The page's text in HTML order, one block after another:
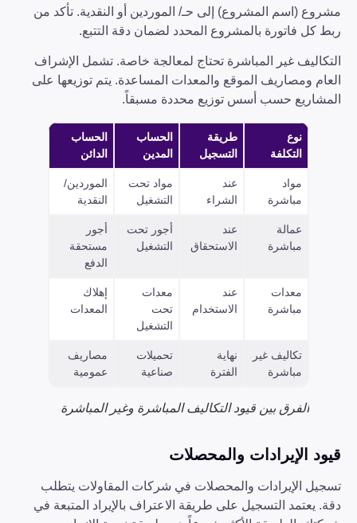
مشروع (اسم المشروع) إلى حـ/ الموردين أو النقدية. تأكد من
ربط كل فاتورة بالمشروع المحدد لضمان دقة التتبع.
التكاليف غير المباشرة تحتاج لمعالجة خاصة. تشمل الإشراف
العام ومصاريف الموقع والمعدات المساعدة. يتم توزيعها على
المشاريع حسب أسس توزيع محددة مسبقاً.
نوع
التكلفة
طريقة
التسجيل
الحساب
المدين
الحساب
الدائن
مواد
مباشرة
عند
الشراء
مواد تحت
التشغيل
الموردين/
النقدية
عمالة
مباشرة
عند
الاستحقاق
أجور تحت
التشغيل
أجور
مستحقة
الدفع
معدات
مباشرة
عند
الاستخدام
معدات
تحت
التشغيل
إهلاك
المعدات
تكاليف غير
مباشرة
نهاية
الفترة
تحميلات
صناعية
مصاريف
عمومية
الفرق بين قيود التكاليف المباشرة وغير المباشرة
قيود الإيرادات والمحصلات
تسجيل الإيرادات والمحصلات في شركات المقاولات يتطلب
دقة. يعتمد التسجيل على طريقة الاعتراف بالإيراد المتبعة في